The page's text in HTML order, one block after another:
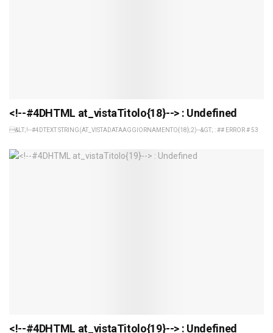
<!--#4DHTML at_vistaTitolo{18}--> : Undefined
&LT;!--#4DTEXT STRING(AT_VISTADATAAGGIORNAMENTO{18};2)--&GT; : ## ERROR # 53
<!--#4DHTML at_vistaTitolo{19}--> : Undefined